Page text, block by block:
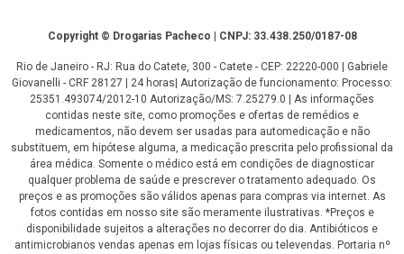
CopyrightCopyright © Drogarias Pacheco | CNPJ: 33.438.250/0187-08
Rio de Janeiro - RJ: Rua do Catete, 300 - Catete - CEP: 22220-000 | Gabriele
Giovanelli - CRF 28127 | 24 horas| Autorização de funcionamento: Processo:
25351.493074/2012-10 Autorização/MS: 7.25279.0 | As informações
contidas neste site, como promoções e ofertas de remédios e
medicamentos, não devem ser usadas para automedicação e não
substituem, em hipótese alguma, a medicação prescrita pelo profissional da
área médica. Somente o médico está em condições de diagnosticar
qualquer problema de saúde e prescrever o tratamento adequado. Os
preços e as promoções são válidos apenas para compras via internet. As
fotos contidas em nosso site são meramente ilustrativas. *Preços e
disponibilidade sujeitos a alterações no decorrer do dia. Antibióticos e
antimicrobianos vendas apenas em lojas físicas ou televendas. Portaria nº